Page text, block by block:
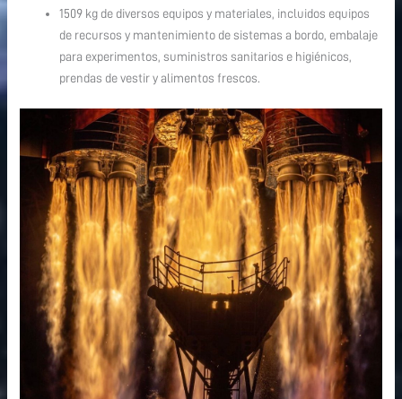
1509 kg de diversos equipos y materiales, incluidos equipos
de recursos y mantenimiento de sistemas a bordo, embalaje
para experimentos, suministros sanitarios e higiénicos,
prendas de vestir y alimentos frescos.